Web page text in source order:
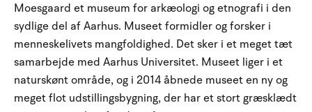
Moesgaard et museum for arkæologi og etnografi i den
sydlige del af Aarhus. Museet formidler og forsker i
menneskelivets mangfoldighed. Det sker i et meget tæt
samarbejde med Aarhus Universitet. Museet liger i et
naturskønt område, og i 2014 åbnede museet en ny og
meget flot udstillingsbygning, der har et stort græsklædt